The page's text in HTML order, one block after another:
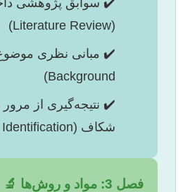
(Literature Review)
Background)
✔️ نتیجه‌گیری از
شکاف (Gap Identification)
فصل 3: مواد و روش‌ها 🔬